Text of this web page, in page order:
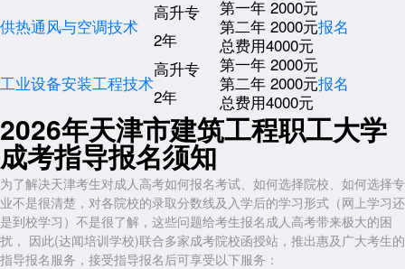
供热通风与空调技术
高升专
2年
第一年 2000元
第二年 2000元
总费用4000元
报名
工业设备安装工程技术
高升专
2年
第一年 2000元
第二年 2000元
总费用4000元
报名
2026年天津市建筑工程职工大学
成考指导报名须知
为了解决天津考生对成人高考如何报名考试、如何选择院校、如何选择专
业不是很清楚，对各院校的录取分数线及入学后的学习形式（网上学习还
是到校学习）不是很了解，这些问题给考生报名成人高考带来极大的困
扰， 因此(达闻培训学校)联合多家成考院校函授站，推出惠及广大考生的
指导报名服务，接受指导报名后可享受以下服务：